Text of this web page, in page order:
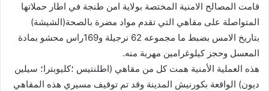
قامت المصالح الامنية المختصة بولاية امن طنجة في اطار حملاتها
المتواصلة على مقاهي التي تقدم مواد مضرة بالصحة(الشيشة)
بتاريخ الامس بضبط ما مجموعه 62 نرجيلة و169راس محشو بمادة
المعسل وحجز كيلوغرامين مهربة منه.
هذه العملية الأمنية همت كل من مقاهي (اطلنتيس ؛كليوبترا؛ سيلين
ديون) الواقعة بكورنيش المدينة وقد تم توقيف مسيري هذه المقاهي